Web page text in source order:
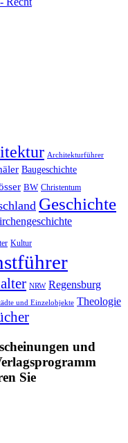
Architekturführer
Baugeschichte
BW Christentum
Geschichte
Kultur
NRW Regensburg
und Einzelobjekte Theologie
und
Sie